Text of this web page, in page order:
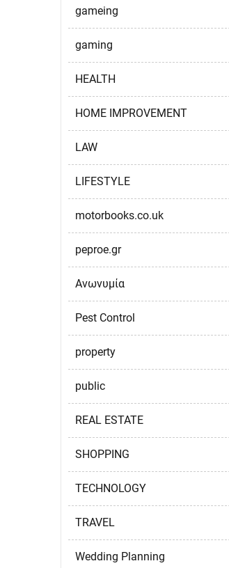
gameing
gaming
HEALTH
HOME IMPROVEMENT
LAW
LIFESTYLE
motorbooks.co.uk
peproe.gr
Ανωνυμία
Pest Control
property
public
REAL ESTATE
SHOPPING
TECHNOLOGY
TRAVEL
Wedding Planning